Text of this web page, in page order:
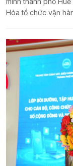
Hóa tổ chức vận